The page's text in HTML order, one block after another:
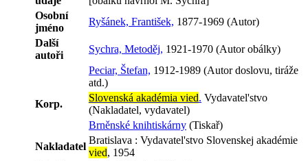
Osobní
jméno
Ryšánek, František, 1877-1969 (Autor)
Další
autoři
Sychra, Metoděj, 1921-1970 (Autor obálky)
Peciar, Štefan, 1912-1989 (Autor doslovu, tiráže
atd.)
Korp.
Slovenská akadémia vied. Vydavatel'stvo
(Nakladatel, vydavatel)
Brněnské knihtiskárny (Tiskař)
Nakladatel
Bratislava : Vydavatel'stvo Slovenskej akadémie
vied, 1954